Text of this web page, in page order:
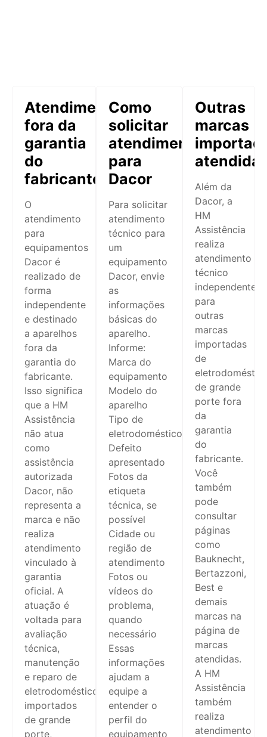
Atendimento
fora da
garantia
do
fabricante
O
atendimento
para
equipamentos
Dacor é
realizado de
forma
independente
e destinado
a aparelhos
fora da
garantia do
fabricante.
Isso significa
que a HM
Assistência
não atua
como
assistência
autorizada
Dacor, não
representa a
marca e não
realiza
atendimento
vinculado à
garantia
oficial. A
atuação é
voltada para
avaliação
técnica,
manutenção
e reparo de
eletrodomésticos
importados
de grande
porte,
Como
solicitar
atendimento
para
Dacor
Para solicitar
atendimento
técnico para
um
equipamento
Dacor, envie
as
informações
básicas do
aparelho.
Informe:
Marca do
equipamento
Modelo do
aparelho
Tipo de
eletrodoméstico
Defeito
apresentado
Fotos da
etiqueta
técnica, se
possível
Cidade ou
região de
atendimento
Fotos ou
vídeos do
problema,
quando
necessário
Essas
informações
ajudam a
equipe a
entender o
perfil do
equipamento
Outras
marcas
Além da
Dacor, a
HM
Assistência
realiza
atendimento
técnico
independente
para
outras
marcas
importadas
de
de grande
porte fora
da
garantia
do
fabricante.
Você
também
pode
consultar
páginas
como
Bauknecht,
Bertazzoni,
Best e
demais
marcas na
página de
marcas
atendidas.
A HM
Assistência
também
realiza
atendimento